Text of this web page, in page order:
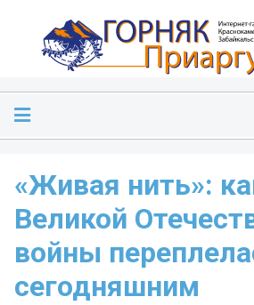
«Живая нить»:
Великой
войны
сегодняшним